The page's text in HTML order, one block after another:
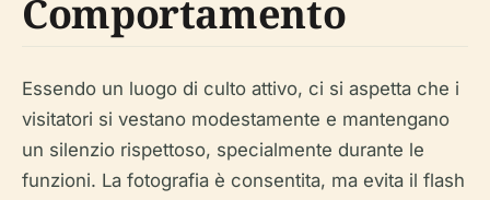
Comportamento
Essendo un luogo di culto attivo, ci si aspetta che i
visitatori si vestano modestamente e mantengano
un silenzio rispettoso, specialmente durante le
funzioni. La fotografia è consentita, ma evita il flash